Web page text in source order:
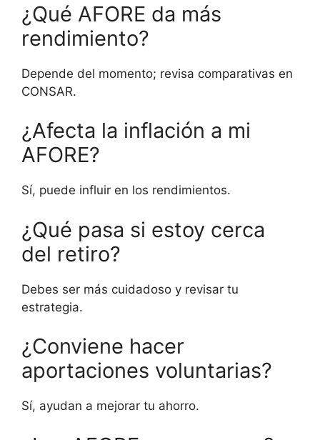
¿Qué AFORE da más
rendimiento?
Depende del momento; revisa comparativas en
CONSAR.
¿Afecta la inflación a mi
AFORE?
Sí, puede influir en los rendimientos.
¿Qué pasa si estoy cerca
del retiro?
Debes ser más cuidadoso y revisar tu
estrategia.
¿Conviene hacer
aportaciones voluntarias?
Sí, ayudan a mejorar tu ahorro.